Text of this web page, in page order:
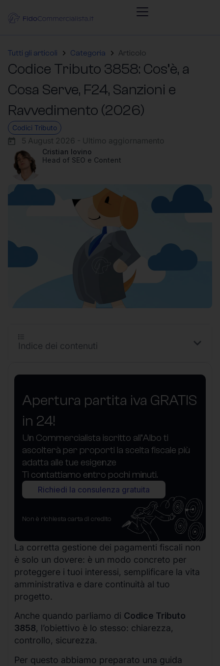
Tutti gli articoli Categoria Articolo
Codice Tributo 3858: Cos’è, a
Cosa Serve, F24, Sanzioni e
Ravvedimento (2026)
Codici Tributo
5 August 2026 - Ultimo aggiornamento
Cristian Iovino
Head of SEO e Content
Apertura partita iva GRATIS
in 24!
Un Commercialista iscritto all’Albo ti
ascolterà per proporti la scelta fiscale più
adatta alle tue esigenze
Ti contattiamo entro pochi minuti.
Richiedi la consulenza gratuita
Non è richiesta carta di credito
La corretta gestione dei pagamenti fiscali non
è solo un dovere: è un modo concreto per
proteggere i tuoi interessi, semplificare la vita
amministrativa e dare continuità al tuo
progetto.
Anche quando parliamo di Codice Tributo
3858, l’obiettivo è lo stesso: chiarezza,
controllo, sicurezza.
Per questo abbiamo preparato una guida
Indice dei contenuti